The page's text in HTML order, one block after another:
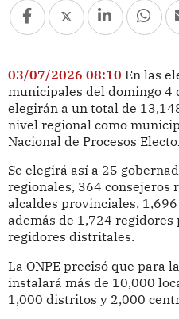
03/07/2026 08:10 En las
municipales del domingo 4
elegirán a un total de
nivel regional como
Nacional de Procesos
Se elegirá así a 25
regionales, 364 consejeros
alcaldes provinciales,
además de 1,724
regidores distritales.
La ONPE precisó que para
instalará más de 10,000
1,000 distritos y 2,000